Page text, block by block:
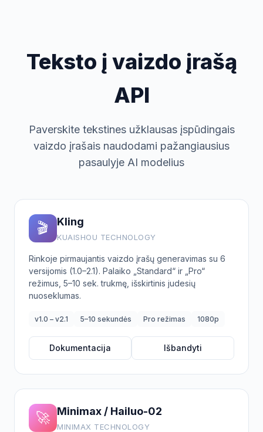
Teksto į vaizdo įrašą
API
Paverskite tekstines užklausas įspūdingais
vaizdo įrašais naudodami pažangiausius
pasaulyje AI modelius
🎬 Kling
KUAISHOU TECHNOLOGY
Rinkoje pirmaujantis vaizdo įrašų generavimas su 6
versijomis (1.0–2.1). Palaiko „Standard“ ir „Pro“
režimus, 5–10 sek. trukmę, išskirtinis judesių
nuoseklumas.
v1.0 – v2.1 5–10 sekundės Pro režimas 1080p
Dokumentacija Išbandyti
🚀 Minimax / Hailuo-02
MINIMAX TECHNOLOGY